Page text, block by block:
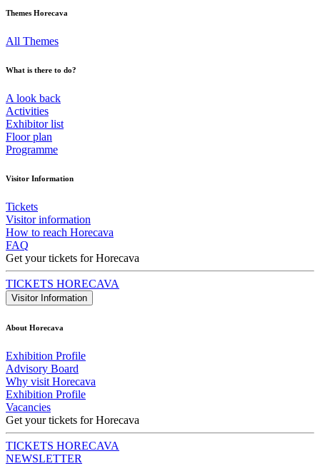
Themes Horecava
All Themes
What is there to do?
A look back
Activities
Exhibitor list
Floor plan
Programme
Visitor Information
Tickets
Visitor information
How to reach Horecava
FAQ
Get your tickets for Horecava
TICKETS HORECAVA
Visitor Information
About Horecava
Exhibition Profile
Advisory Board
Why visit Horecava
Exhibition Profile
Vacancies
Get your tickets for Horecava
TICKETS HORECAVA
NEWSLETTER